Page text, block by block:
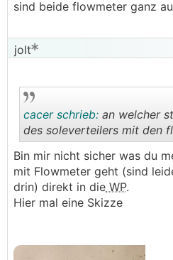
sind beide flowmeter ganz
jolt
..
cacer schrieb: an welcher
des soleverteilers mit den
Bin mir nicht sicher was du
mit Flowmeter geht (sind
drin) direkt in die WP.
Hier mal eine Skizze